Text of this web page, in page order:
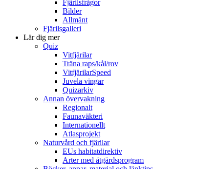
Fjärilsfrågor
Bilder
Allmänt
Fjärilsgalleri
Lär dig mer
Quiz
Vitfjärilar
Träna raps/kål/rov
VitfjärilarSpeed
Juvela vingar
Quizarkiv
Annan övervakning
Regionalt
Faunaväkteri
Internationellt
Atlasprojekt
Naturvård och fjärilar
EUs habitatdirektiv
Arter med åtgärdsprogram